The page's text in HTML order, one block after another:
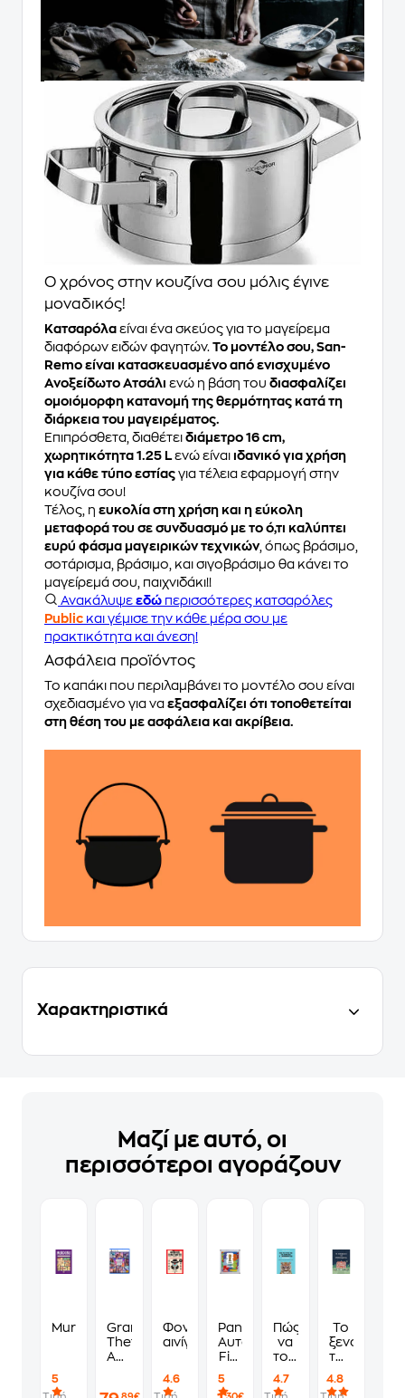
Ο χρόνος στην κουζίνα σου μόλις έγινε
μοναδικός!
Κατσαρόλα είναι ένα σκεύος για το μαγείρεμα
διαφόρων ειδών φαγητών. Το μοντέλο σου, San-
Remo είναι κατασκευασμένο από ενισχυμένο
Ανοξείδωτο Ατσάλι ενώ η βάση του διασφαλίζει
ομοιόμορφη κατανομή της θερμότητας κατά τη
διάρκεια του μαγειρέματος.
Επιπρόσθετα, διαθέτει διάμετρο 16 cm,
χωρητικότητα 1.25 Lενώ είναι ιδανικό για χρήση
για κάθε τύπο εστίας για τέλεια εφαρμογή στην
κουζίνα σου!
Τέλος, η ευκολία στη χρήση και η εύκολη
μεταφορά του σε συνδυασμό με το ό,τι καλύπτει
ευρύ φάσμα μαγειρικών τεχνικών, όπως βράσιμο,
σοτάρισμα, βράσιμο, και σιγοβράσιμο θα κάνει το
μαγείρεμά σου, παιχνιδάκι!!
Ανακάλυψε εδώ περισσότερες κατσαρόλες
Public και γέμισε την κάθε μέρα σου με
πρακτικότητα και άνεση!
Ασφάλεια προϊόντος
Το καπάκι που περιλαμβάνει το μοντέλο σου είναι
σχεδιασμένο για να εξασφαλίζει ότι τοποθετείται
στη θέση του με ασφάλεια και ακρίβεια.
Χαρακτηριστικά
Μαζί με αυτό, οι
περισσότεροι αγοράζουν
Murdoku
5
Grand
Theft
Auto
Standard
Φονικά
αινίγματα
4.6
Panini
Αυτοκόλλητα
Fifa
Cup
5
Πώς
να
τους
να
4.7
Το
ξενοδοχείο
των
4.8